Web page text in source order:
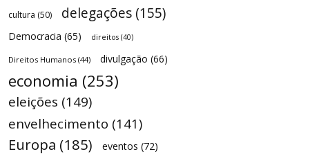
cultura (50) delegações (155)
Democracia (65) direitos (40)
Direitos Humanos (44) divulgação (66)
economia (253)
eleições (149)
envelhecimento (141)
Europa (185) eventos (72)